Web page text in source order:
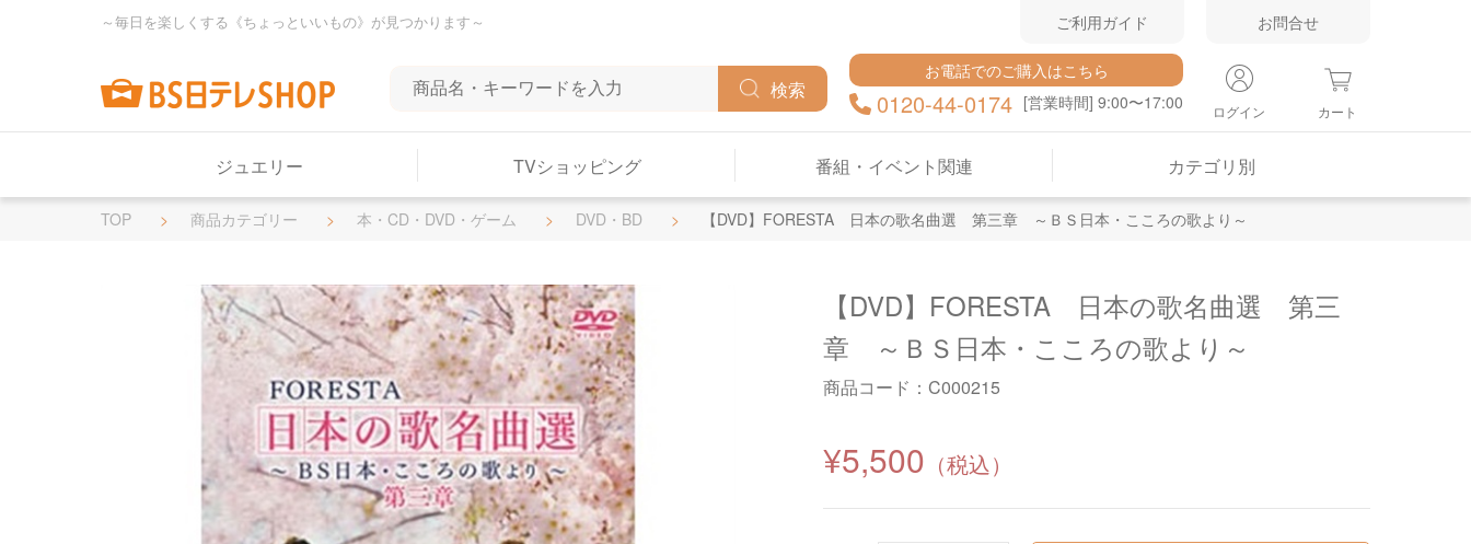
～毎日を楽しくする《ちょっといいもの》が見つかります～ ご利用ガイド お問合せ
検索
お電話でのご購入はこちら
0120-44-0174 [営業時間] 9:00〜17:00 ログイン カート
ジュエリー TVショッピング 番組・イベント関連 カテゴリ別
TOP 商品カテゴリー 本・CD・DVD・ゲーム DVD・BD 【DVD】FORESTA 日本の歌名曲選 第三章 ～ＢＳ日本・こころの歌より～
【DVD】FORESTA 日本の歌名曲選 第三
章 ～ＢＳ日本・こころの歌より～
商品コード： C000215
¥5,500